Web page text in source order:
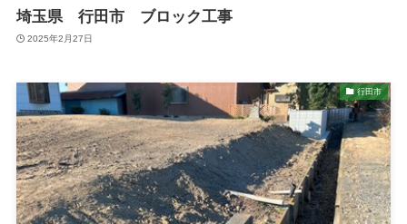
埼玉県 行田市 ブロック工事
2025年2月27日
行田市